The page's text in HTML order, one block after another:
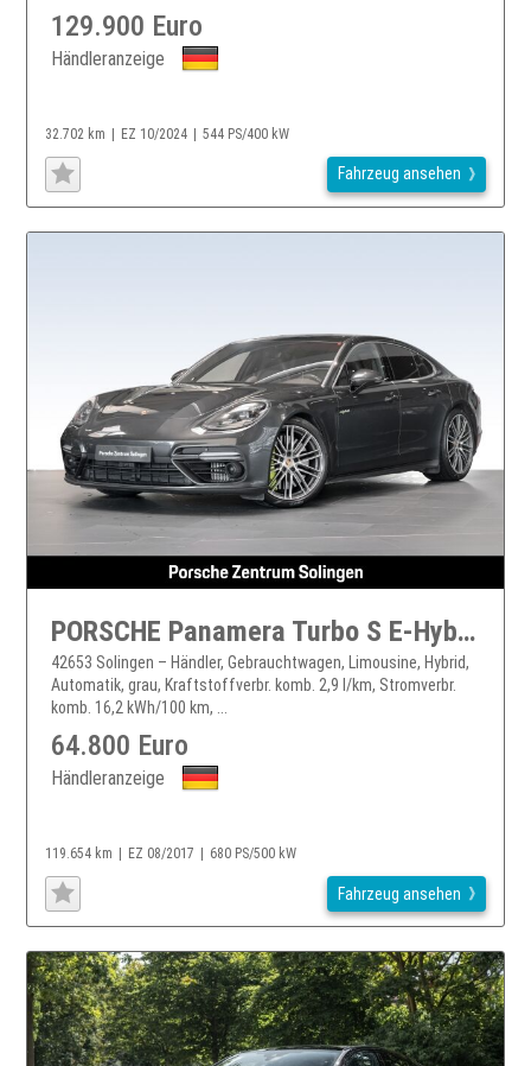
129.900 Euro
Händleranzeige
32.702 km EZ 10/2024 544 PS/400 kW
Fahrzeug ansehen
PORSCHE Panamera Turbo S E-Hybrid PCCB PANO SAGA MATRIX HINTERACHS
42653 Solingen – Händler, Gebrauchtwagen, Limousine, Hybrid,
Automatik, grau, Kraftstoffverbr. komb. 2,9 l/km, Stromverbr.
komb. 16,2 kWh/100 km, ...
64.800 Euro
Händleranzeige
119.654 km EZ 08/2017 680 PS/500 kW
Fahrzeug ansehen